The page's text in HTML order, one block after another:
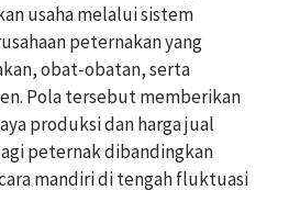
usaha melalui sistem
peternakan yang
obat-obatan, serta
Pola tersebut memberikan
produksi dan harga jual
peternak dibandingkan
mandiri di tengah fluktuasi